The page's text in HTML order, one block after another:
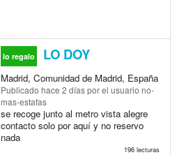
lo regalo LO DOY
Madrid, Comunidad de Madrid, España
Publicado hace 2 díaspor el usuario no-
mas-estafas
se recoge junto al metro vista alegre
contacto solo por aquí y no reservo
nada
196 lecturas